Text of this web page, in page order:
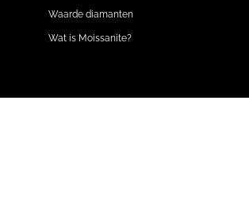
Waarde diamanten
Wat is Moissanite?